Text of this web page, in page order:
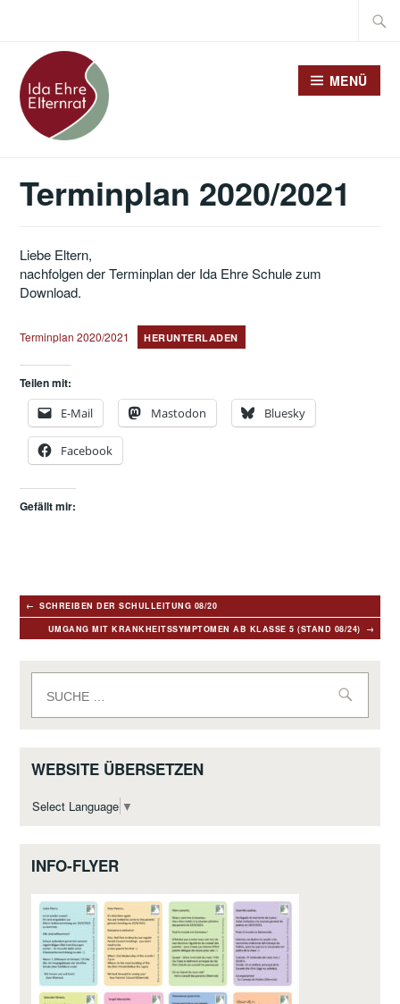
springen
Suche
MENÜ
Terminplan 2020/2021
Liebe Eltern,
nachfolgen der Terminplan der Ida Ehre Schule zum
Download.
Terminplan 2020/2021 HERUNTERLADEN
Teilen mit:
E-Mail
Mastodon Bluesky
Facebook
Gefällt mir:
Beitragsnavigation
SCHREIBEN DER SCHULLEITUNG 08/20
UMGANG MIT KRANKHEITSSYMPTOMEN AB KLASSE 5 (STAND 08/24)
Suche
nach:
WEBSITE ÜBERSETZEN
Select Language ▼
INFO-FLYER